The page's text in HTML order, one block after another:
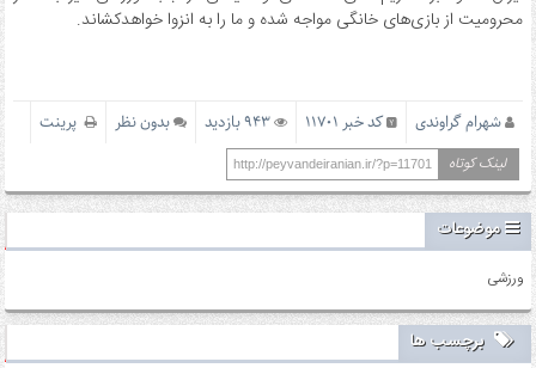
محرومیت از بازی‌های خانگی مواجه شده و ما را به انزوا خواهدکشاند.
شهرام گراوندی کد خبر 11701 943 بازدید بدون نظر پرینت
لینک کوتاه http://peyvandeiranian.ir/?p=11701
موضوعات
ورزشی
برچسب ها